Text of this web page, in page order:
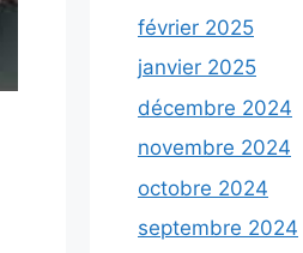
février 2025
janvier 2025
décembre 2024
novembre 2024
octobre 2024
septembre 2024